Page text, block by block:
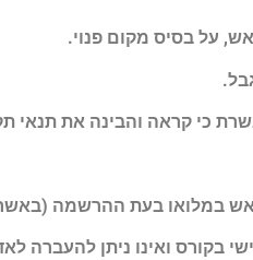
על בסיס מקום פנוי.
כי קראה והבינה את תנאי
במלואו בעת ההרשמה
בקורס ואינו ניתן להעברה